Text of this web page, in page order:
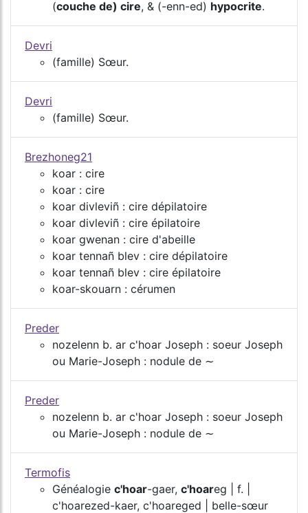
(couche de) cire, & (-enn-ed) hypocrite.
Devri
(famille) Sœur.
Devri
(famille) Sœur.
Brezhoneg21
koar : cire
koar : cire
koar divleviñ : cire dépilatoire
koar divleviñ : cire épilatoire
koar gwenan : cire d'abeille
koar tennañ blev : cire dépilatoire
koar tennañ blev : cire épilatoire
koar-skouarn : cérumen
Preder
nozelenn b. ar c'hoar Joseph : soeur Joseph
ou Marie-Joseph : nodule de ∼
Preder
nozelenn b. ar c'hoar Joseph : soeur Joseph
ou Marie-Joseph : nodule de ∼
Termofis
Généalogie c'hoar-gaer, c'hoareg | f. |
c'hoarezed-kaer, c'hoareged | belle-sœur